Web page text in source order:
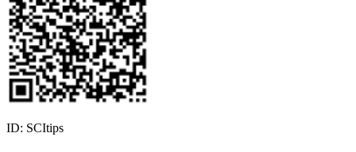
ID: SCItips